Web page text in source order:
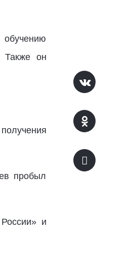
Также он
пробыл
и